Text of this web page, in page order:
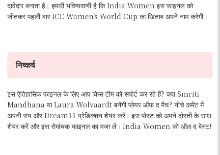
दावेदार बनाता है। हमारी भविष्यवाणी है कि India Women इस फाइनल को
जीतकर पहली बार ICC Women’s World Cup का खिताब अपने नाम करेगी।
निष्कर्ष
इस ऐतिहासिक फाइनल के लिए आप किस टीम को सपोर्ट कर रहे हैं? क्या Smriti
Mandhana या Laura Wolvaardt बनेंगी प्लेयर ऑफ द मैच? नीचे कमेंट में
अपनी राय और Dream11 प्रेडिक्शन शेयर करें। इस पोस्ट को अपने दोस्तों के साथ
शेयर करें और इस रोमांचक फाइनल का मजा लें। India Women को ऑल द बेस्ट!